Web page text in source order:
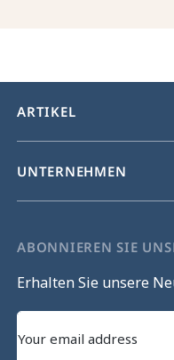
ARTIKEL
UNTERNEHMEN
ABONNIEREN SIE
Erhalten Sie unsere